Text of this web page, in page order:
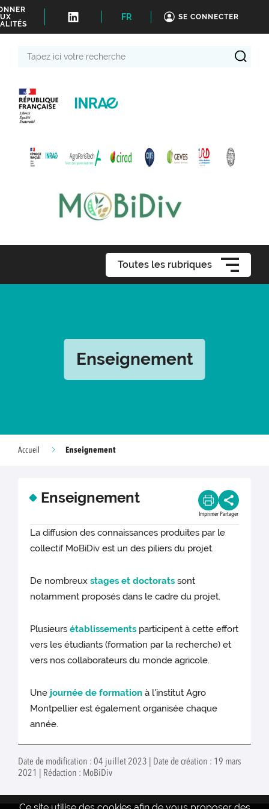
FR SE CONNECTER
Toutes les rubriques
Enseignement
Accueil Enseignement
Enseignement
Imprimer Partager
La diffusion des connaissances produites par le
collectif MoBiDiv est un des piliers du projet.
De nombreuxstages et doctorats sont
notamment proposés dans le cadre du projet.
Plusieursétablissements participent à cette effort
vers les étudiants (formation par la recherche) et
vers nos collaborateurs du monde agricole.
Une journée de formation à l'institut Agro
Montpellier est également organisée chaque
année.
Date de modification : 04 juillet 2023 | Date de création : 19 mars
2021 | Rédaction : MoBiDiv